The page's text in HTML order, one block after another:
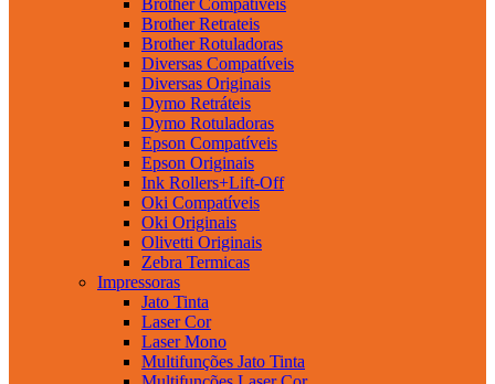
Brother Retrateis
Brother Rotuladoras
Diversas Compatíveis
Diversas Originais
Dymo Retráteis
Dymo Rotuladoras
Epson Compatíveis
Epson Originais
Ink Rollers+Lift-Off
Oki Compatíveis
Oki Originais
Olivetti Originais
Zebra Termicas
Impressoras
Jato Tinta
Laser Cor
Laser Mono
Multifunções Jato Tinta